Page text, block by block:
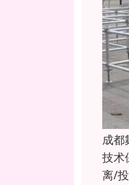
成都
技术
离/